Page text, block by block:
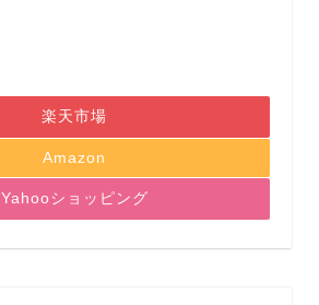
楽天市場
Amazon
Yahooショッピング